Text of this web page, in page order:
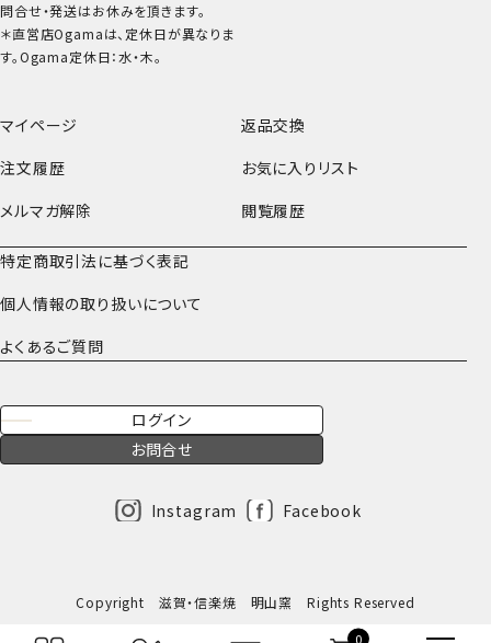
0
マイページ
返品交換
注文履歴
お気に入りリスト
メルマガ解除
閲覧履歴
特定商取引法に基づく表記
個人情報の取り扱いについて
よくあるご質問
ログイン
お問合せ
Instagram Facebook
問合せ・発送はお休みを頂きます。
＊直営店Ogamaは、定休日が異なりま
す。Ogama定休日：水・木。
Copyright 滋賀・信楽焼 明山窯 Rights Reserved